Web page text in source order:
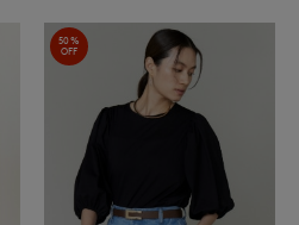
50%
OFF